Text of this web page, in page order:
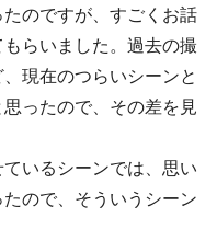
のですが、すごくお話
らいました。過去の撮
現在のつらいシーンと
ったので、その差を見
いるシーンでは、思い
ので、そういうシーン